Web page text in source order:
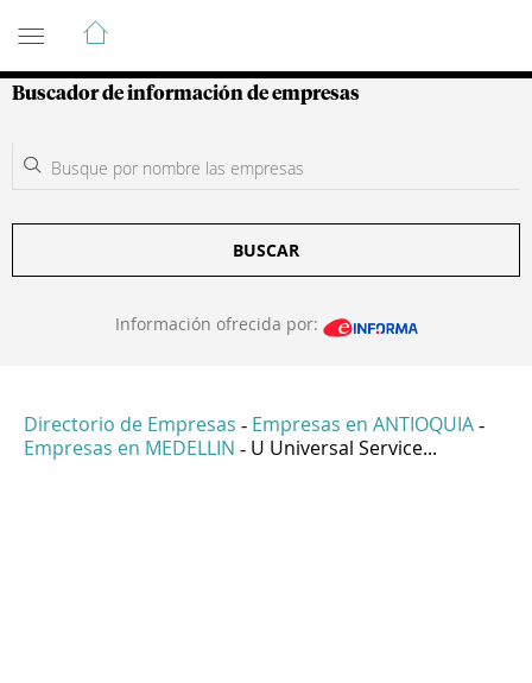
Guía de Empresas Colombianas
Buscador de información de empresas
BUSCAR
Información ofrecida por:
Directorio de Empresas - Empresas en ANTIOQUIA -
Empresas en MEDELLIN - U Universal Service...